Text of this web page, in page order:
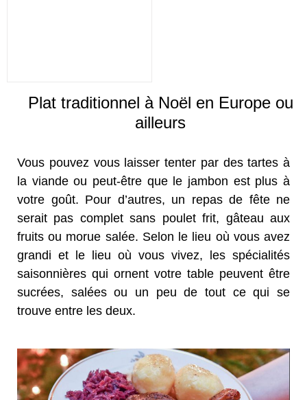
Plat traditionnel à Noël en Europe ou
ailleurs
Vous pouvez vous laisser tenter par des tartes à
la viande ou peut-être que le jambon est plus à
votre goût. Pour d’autres, un repas de fête ne
serait pas complet sans poulet frit, gâteau aux
fruits ou morue salée. Selon le lieu où vous avez
grandi et le lieu où vous vivez, les spécialités
saisonnières qui ornent votre table peuvent être
sucrées, salées ou un peu de tout ce qui se
trouve entre les deux.